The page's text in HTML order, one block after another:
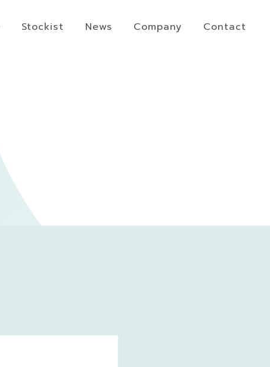
Stockist News Company Contact